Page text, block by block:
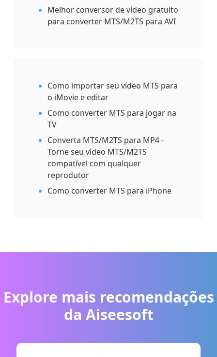
Melhor conversor de vídeo gratuito
para converter MTS/M2TS para AVI
Como importar seu vídeo MTS para
o iMovie e editar
Como converter MTS para jogar na
TV
Converta MTS/M2TS para MP4 -
Torne seu vídeo MTS/M2TS
compatível com qualquer
reprodutor
Como converter MTS para iPhone
Explore mais recomendações
da Aiseesoft